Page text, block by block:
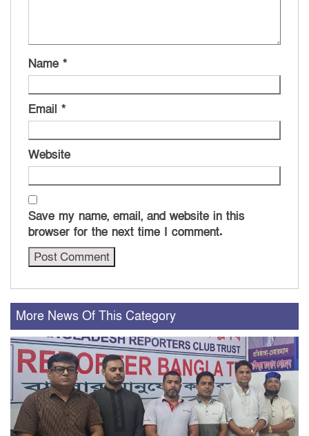
Name *
Email *
Website
Save my name, email, and website in this
browser for the next time I comment.
More News Of This Category